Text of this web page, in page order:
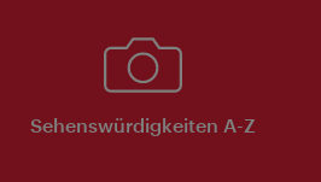
Sehenswürdigkeiten A-Z